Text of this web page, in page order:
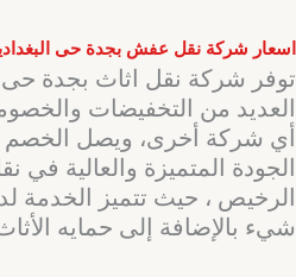
اسعار شركة نقل عفش بجدة حى
توفر شركة نقل اثاث بجدة حى
العديد من التخفيضات
الجودة المتميزة والعالية في
الرخيص ، حيث تتميز الخدمة
شيء بالإضافة إلى حمايه